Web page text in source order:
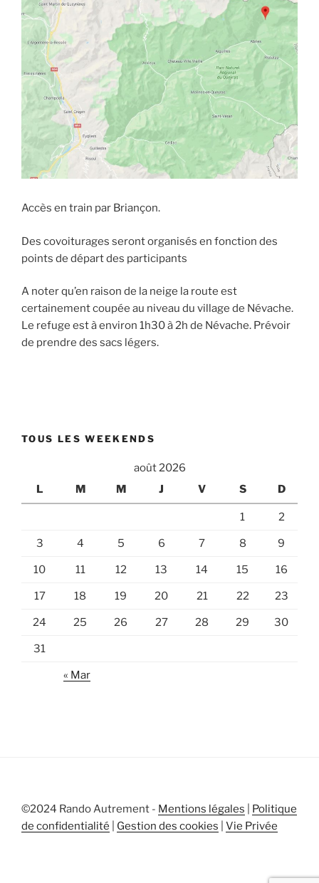
Accès en train par Briançon.
Des covoiturages seront organisés en fonction des
points de départ des participants
A noter qu’en raison de la neige la route est
certainement coupée au niveau du village de Névache.
Le refuge est à environ 1h30 à 2h de Névache. Prévoir
de prendre des sacs légers.
TOUS LES WEEKENDS
août 2026
L
M M J V S D
1 2
3 4 5 6 7 8 9
10 11 12 13 14 15 16
17 18 19 20 21 22 23
24 25 26 27 28 29 30
31
« Mar
©2024 Rando Autrement - Mentions légales
Politique
de confidentialité
Gestion des cookies Vie Privée